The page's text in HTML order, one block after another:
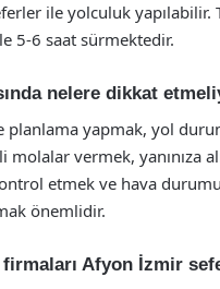
ile yolculuk yapılabilir.
5-6 saat sürmektedir.
nelere dikkat
planlama yapmak, yol
vermek, yanınıza
etmek ve hava
önemlidir.
Afyon İzmir